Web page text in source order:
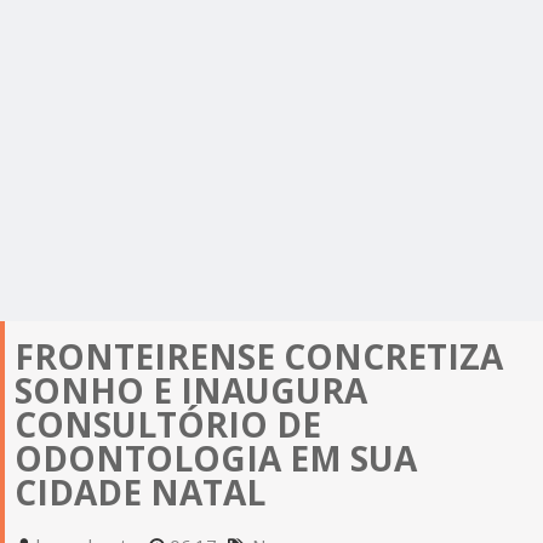
FRONTEIRENSE CONCRETIZA
SONHO E INAUGURA
CONSULTÓRIO DE
ODONTOLOGIA EM SUA
CIDADE NATAL